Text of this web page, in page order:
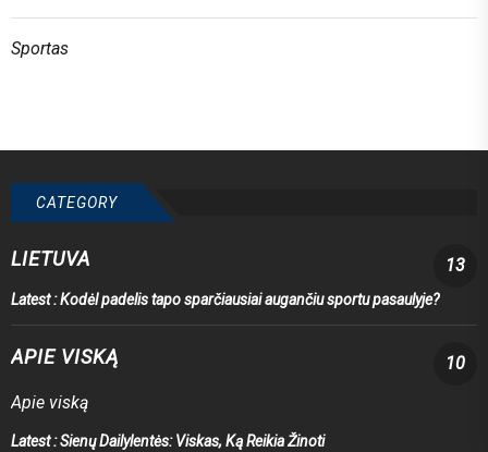
Sportas
CATEGORY
LIETUVA 13
Latest :Kodėl padelis tapo sparčiausiai augančiu sportu pasaulyje?
APIE VISKĄ
10
Apie viską
Latest :Sienų Dailylentės: Viskas, Ką Reikia Žinoti